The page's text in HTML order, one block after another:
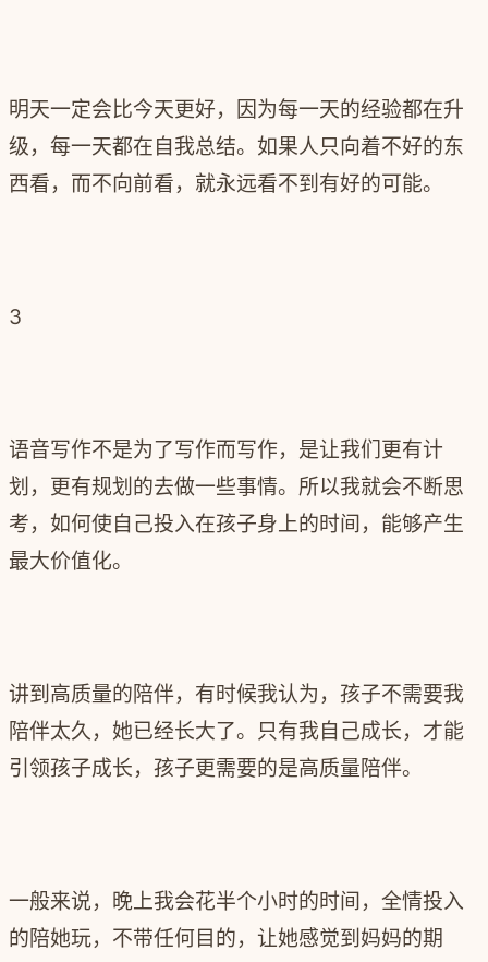
明天一定会比今天更好，因为每一天的经验都在升
级，每一天都在自我总结。如果人只向着不好的东
西看，而不向前看，就永远看不到有好的可能。
3
语音写作不是为了写作而写作，是让我们更有计
划，更有规划的去做一些事情。所以我就会不断思
考，如何使自己投入在孩子身上的时间，能够产生
最大价值化。
讲到高质量的陪伴，有时候我认为，孩子不需要我
陪伴太久，她已经长大了。只有我自己成长，才能
引领孩子成长，孩子更需要的是高质量陪伴。
一般来说，晚上我会花半个小时的时间，全情投入
的陪她玩，不带任何目的，让她感觉到妈妈的期